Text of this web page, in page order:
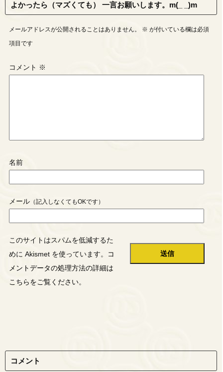
よかったら（マズくても） 一言お願いします。m(_ _)m
メールアドレスが公開されることはありません。 ※ が付いている欄は必須
項目です
コメント ※
名前
メール
このサイトはスパムを低減するた
めに Akismet を使っています。
コ
メントデータの処理方法の詳細は
こちらをご覧ください。
コメント